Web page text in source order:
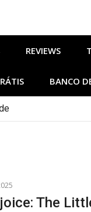
REVIEWS
BANCO
The